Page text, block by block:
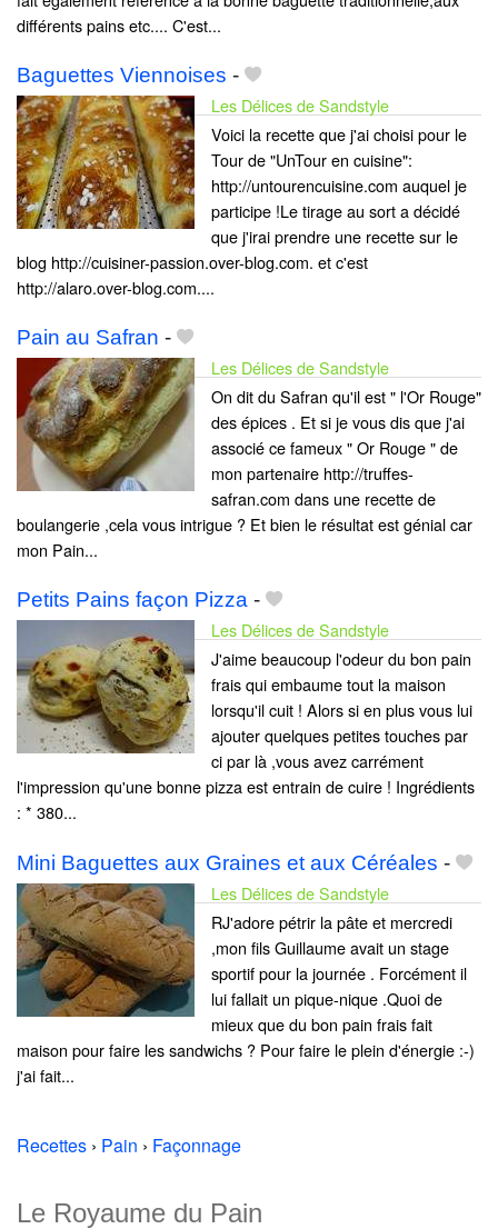
différents pains etc.... C'est...
Baguettes Viennoises -
Les Délices de Sandstyle
Voici la recette que j'ai choisi pour le
Tour de "UnTour en cuisine":
http://untourencuisine.com auquel je
participe !Le tirage au sort a décidé
que j'irai prendre une recette sur le
blog http://cuisiner-passion.over-blog.com. et c'est
http://alaro.over-blog.com....
Pain au Safran -
Les Délices de Sandstyle
On dit du Safran qu'il est " l'Or Rouge"
des épices . Et si je vous dis que j'ai
associé ce fameux " Or Rouge " de
mon partenaire http://truffes-
safran.com dans une recette de
boulangerie ,cela vous intrigue ? Et bien le résultat est génial car
mon Pain...
Petits Pains façon Pizza -
Les Délices de Sandstyle
J'aime beaucoup l'odeur du bon pain
frais qui embaume tout la maison
lorsqu'il cuit ! Alors si en plus vous lui
ajouter quelques petites touches par
ci par là ,vous avez carrément
l'impression qu'une bonne pizza est entrain de cuire ! Ingrédients
: * 380...
Mini Baguettes aux Graines et aux Céréales -
Les Délices de Sandstyle
RJ'adore pétrir la pâte et mercredi
,mon fils Guillaume avait un stage
sportif pour la journée . Forcément il
lui fallait un pique-nique .Quoi de
mieux que du bon pain frais fait
maison pour faire les sandwichs ? Pour faire le plein d'énergie :-)
j'ai fait...
Recettes › Pain › Façonnage
Le Royaume du Pain